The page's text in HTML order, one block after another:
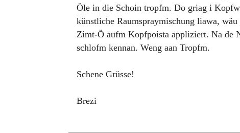
Öle in die Schoin tropfm. Do griag i
künstliche Raumspraymischung liawa,
Zimt-Ö aufm Kopfpoista appliziert. Na de
schlofm kennan. Weng aan Tropfm.
Schene Grüsse!
Brezi